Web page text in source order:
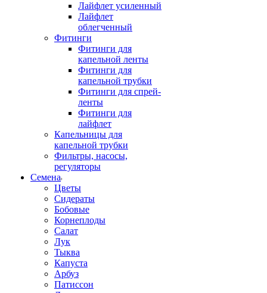
Лайфлет усиленный
Лайфлет
облегченный
Фитинги
Фитинги для
капельной ленты
Фитинги для
капельной трубки
Фитинги для спрей-
ленты
Фитинги для
лайфлет
Капельницы для
капельной трубки
Фильтры, насосы,
регуляторы
Семена
Цветы
Сидераты
Бобовые
Корнеплоды
Салат
Лук
Тыква
Капуста
Арбуз
Патиссон